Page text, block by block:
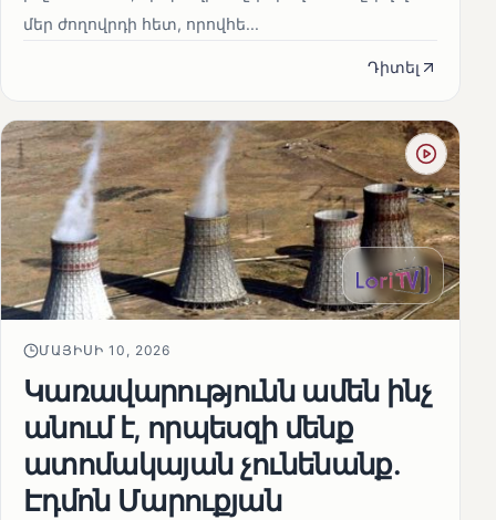
մեր ժողովրդի հետ, որովհե...
Դիտել
ՄԱՅԻՍԻ 10, 2026
Կառավարությունն ամեն ինչ
անում է, որպեսզի մենք
ատոմակայան չունենանք․
Էդմոն Մարուքյան